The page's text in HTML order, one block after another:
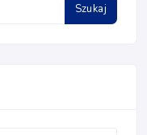
Szukaj